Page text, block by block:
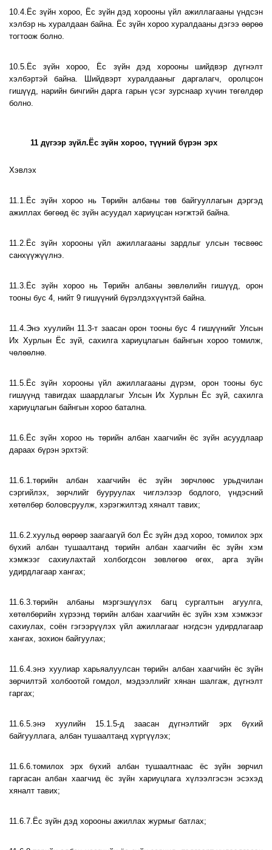
10.4.Ёс зүйн хороо, Ёс зүйн дэд хорооны үйл ажиллагааны үндсэн
хэлбэр нь хуралдаан байна. Ёс зүйн хороо хуралдааны дэгээ өөрөө
тогтоож болно.
10.5.Ёс зүйн хороо, Ёс зүйн дэд хорооны шийдвэр дүгнэлт
хэлбэртэй байна. Шийдвэрт хуралдааныг даргалагч, оролцсон
гишүүд, нарийн бичгийн дарга гарын үсэг зурснаар хүчин төгөлдөр
болно.
11 дүгээр зүйл.Ёс зүйн хороо, түүний бүрэн эрх
Хэвлэх
11.1.Ёс зүйн хороо нь Төрийн албаны төв байгууллагын дэргэд
ажиллах бөгөөд ёс зүйн асуудал хариуцсан нэгжтэй байна.
11.2.Ёс зүйн хорооны үйл ажиллагааны зардлыг улсын төсвөөс
санхүүжүүлнэ.
11.3.Ёс зүйн хороо нь Төрийн албаны зөвлөлийн гишүүд, орон
тооны бус 4, нийт 9 гишүүний бүрэлдэхүүнтэй байна.
11.4.Энэ хуулийн 11.3-т заасан орон тооны бус 4 гишүүнийг Улсын
Их Хурлын Ёс зүй, сахилга хариуцлагын байнгын хороо томилж,
чөлөөлнө.
11.5.Ёс зүйн хорооны үйл ажиллагааны дүрэм, орон тооны бус
гишүүнд тавигдах шаардлагыг Улсын Их Хурлын Ёс зүй, сахилга
хариуцлагын байнгын хороо батална.
11.6.Ёс зүйн хороо нь төрийн албан хаагчийн ёс зүйн асуудлаар
дараах бүрэн эрхтэй:
11.6.1.төрийн албан хаагчийн ёс зүйн зөрчлөөс урьдчилан
сэргийлэх, зөрчлийг бууруулах чиглэлээр бодлого, үндэсний
хөтөлбөр боловсруулж, хэрэгжилтэд хяналт тавих;
11.6.2.хуульд өөрөөр заагаагүй бол Ёс зүйн дэд хороо, томилох эрх
бүхий албан тушаалтанд төрийн албан хаагчийн ёс зүйн хэм
хэмжээг сахиулахтай холбогдсон зөвлөгөө өгөх, арга зүйн
удирдлагаар хангах;
11.6.3.төрийн албаны мэргэшүүлэх багц сургалтын агуулга,
хөтөлбөрийн хүрээнд төрийн албан хаагчийн ёс зүйн хэм хэмжээг
сахиулах, соён гэгээрүүлэх үйл ажиллагааг нэгдсэн удирдлагаар
хангах, зохион байгуулах;
11.6.4.энэ хуулиар харьяалуулсан төрийн албан хаагчийн ёс зүйн
зөрчилтэй холбоотой гомдол, мэдээллийг хянан шалгаж, дүгнэлт
гаргах;
11.6.5.энэ хуулийн 15.1.5-д заасан дүгнэлтийг эрх бүхий
байгууллага, албан тушаалтанд хүргүүлэх;
11.6.6.томилох эрх бүхий албан тушаалтнаас ёс зүйн зөрчил
гаргасан албан хаагчид ёс зүйн хариуцлага хүлээлгэсэн эсэхэд
хяналт тавих;
11.6.7.Ёс зүйн дэд хорооны ажиллах журмыг батлах;